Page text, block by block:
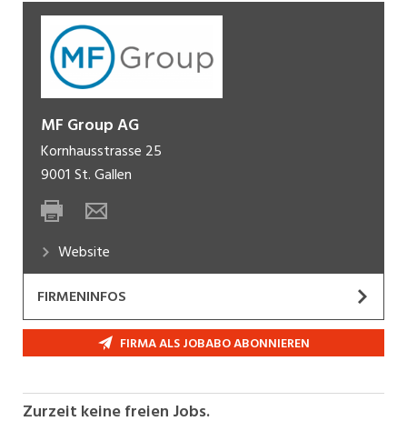
MF Group AG
Kornhausstrasse 25
9001 St. Gallen
Website
FIRMENINFOS
MF Group ist eine Tochtergesellschaft von
Riverty und Teil des Bertelsmann Konzerns. Rund
in der Schweiz daran, den Kauf auf Rechnung mit
FIRMA ALS JOBABO ABONNIEREN
Zurzeit keine freien Jobs.